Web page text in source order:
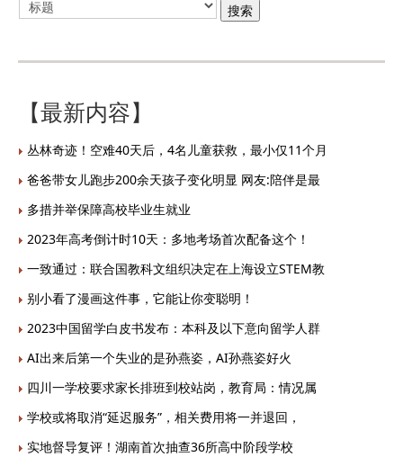
【最新内容】
丛林奇迹！空难40天后，4名儿童获救，最小仅11个月
爸爸带女儿跑步200余天孩子变化明显 网友:陪伴是最
多措并举保障高校毕业生就业
2023年高考倒计时10天：多地考场首次配备这个！
一致通过：联合国教科文组织决定在上海设立STEM教
别小看了漫画这件事，它能让你变聪明！
2023中国留学白皮书发布：本科及以下意向留学人群
AI出来后第一个失业的是孙燕姿，AI孙燕姿好火
四川一学校要求家长排班到校站岗，教育局：情况属
学校或将取消“延迟服务”，相关费用将一并退回，
实地督导复评！湖南首次抽查36所高中阶段学校